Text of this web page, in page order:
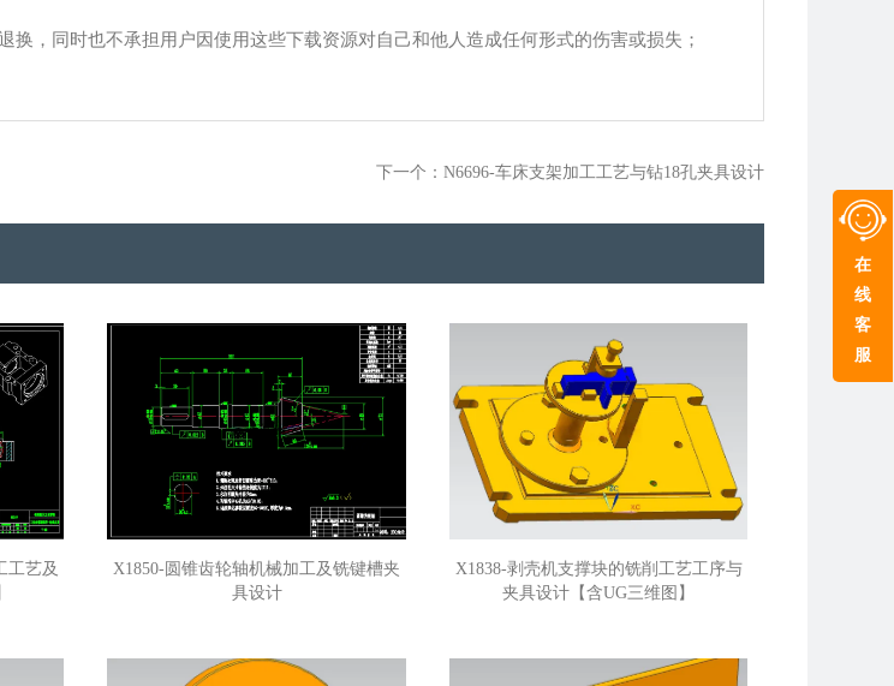
，同时也不承担用户因使用这些下载资源对自己和他人造成任何形式的伤害或损失；
下一个：N6696-车床支架加工工艺与钻18孔夹具设计
工艺及
X1850-圆锥齿轮轴机械加工及铣键槽夹
具设计
X1838-剥壳机支撑块的铣削工艺工序与
夹具设计【含UG三维图】
在
线
客
服